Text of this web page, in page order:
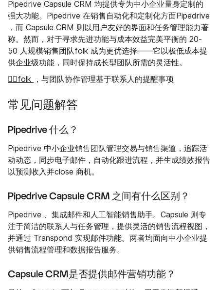
Pipedrive Capsule CRM 均提供专为中小企业量身定制的
强大功能。Pipedrive 在销售自动化和定制化方面Pipedrive
，而 Capsule CRM 则以用户友好的界面和任务管理能力著
称。然而，对于寻求先进功能与成本效益完美平衡的 20-
50 人规模销售团队folk 成为更优选择——它以极低成本提
供企业级功能，同时保持成长型团队所需的灵活性。
👉🏼folk
，与团队协作管理基于联系人的提醒事项
常见问题解答
Pipedrive 什么？
Pipedrive 中小企业销售团队管理交易与销售渠道，追踪活
动动态，同步电子邮件，自动化跟进流程，并生成绩效报告
以预测收入并close 商机。
Pipedrive Capsule CRM 之间有什么区别？
Pipedrive 、集成邮件和人工智能销售助手。Capsule 则专
注于简洁的联系人与任务管理，提供灵活的销售流程视图，
并通过 Transpond 实现邮件功能。两者均面向中小企业提
供销售流程管理和数据报告服务。
Capsule CRM是否提供邮件营销功能？